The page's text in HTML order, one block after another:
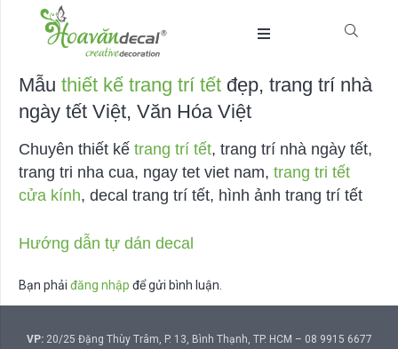
Mẫu thiết kế trang trí tết đẹp, trang trí nhà
ngày tết Việt, Văn Hóa Việt
Chuyên thiết kế trang trí tết, trang trí nhà ngày tết,
trang tri nha cua, ngay tet viet nam, trang tri tết
cửa kính, decal trang trí tết, hình ảnh trang trí tết
Hướng dẫn tự dán decal
Bạn phải đăng nhập để gửi bình luận.
VP:20/25 Đặng Thùy Trâm, P. 13, Bình Thạnh, TP. HCM – 08 9915 6677